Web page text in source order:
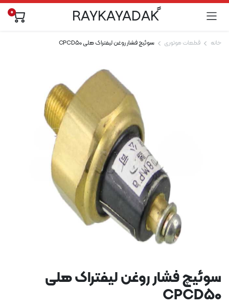
ًRAYKAYADAK 0
خانه قطعات موتوری سوئیچ فشار روغن لیفتراک هلی CPCD50
سوئیچ فشار روغن لیفتراک هلی
CPCD50